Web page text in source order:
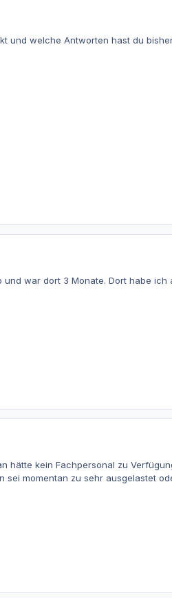
und welche Antworten hast du
war dort 3 Monate. Dort habe
hätte kein Fachpersonal zu
momentan zu sehr ausgelastet